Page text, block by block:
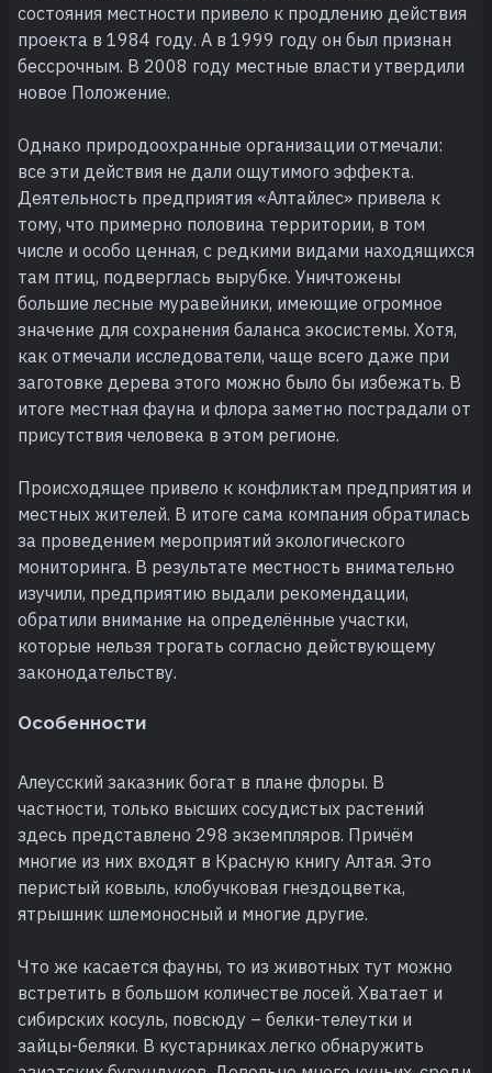
состояния местности привело к продлению действия
проекта в 1984 году. А в 1999 году он был признан
бессрочным. В 2008 году местные власти утвердили
новое Положение.
Однако природоохранные организации отмечали:
все эти действия не дали ощутимого эффекта.
Деятельность предприятия «Алтайлес» привела к
тому, что примерно половина территории, в том
числе и особо ценная, с редкими видами находящихся
там птиц, подверглась вырубке. Уничтожены
большие лесные муравейники, имеющие огромное
значение для сохранения баланса экосистемы. Хотя,
как отмечали исследователи, чаще всего даже при
заготовке дерева этого можно было бы избежать. В
итоге местная фауна и флора заметно пострадали от
присутствия человека в этом регионе.
Происходящее привело к конфликтам предприятия и
местных жителей. В итоге сама компания обратилась
за проведением мероприятий экологического
мониторинга. В результате местность внимательно
изучили, предприятию выдали рекомендации,
обратили внимание на определённые участки,
которые нельзя трогать согласно действующему
законодательству.
Особенности
Алеусский заказник богат в плане флоры. В
частности, только высших сосудистых растений
здесь представлено 298 экземпляров. Причём
многие из них входят в Красную книгу Алтая. Это
перистый ковыль, клобучковая гнездоцветка,
ятрышник шлемоносный и многие другие.
Что же касается фауны, то из животных тут можно
встретить в большом количестве лосей. Хватает и
сибирских косуль, повсюду – белки-телеутки и
зайцы-беляки. В кустарниках легко обнаружить